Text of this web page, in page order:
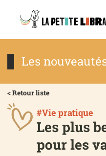
Les
< Retour liste
#Vie pratique
Les plus
pour les